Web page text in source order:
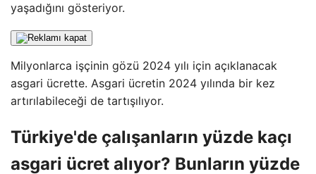
yaşadığını gösteriyor.
Milyonlarca işçinin gözü 2024 yılı için açıklanacak
asgari ücrette. Asgari ücretin 2024 yılında bir kez
artırılabileceği de tartışılıyor.
Türkiye'de çalışanların yüzde kaçı
asgari ücret alıyor? Bunların yüzde